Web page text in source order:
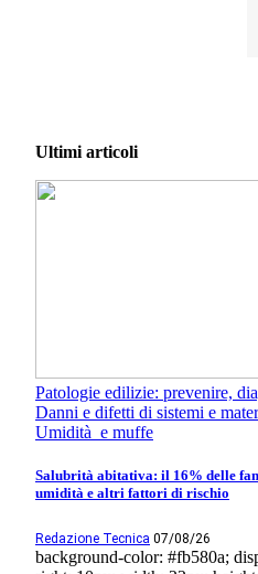
Ultimi articoli
Patologie edilizie: prevenire,
Danni e difetti di sistemi e
Umidità e muffe
Salubrità abitativa: il 16% delle
umidità e altri fattori di rischio
Redazione Tecnica 07/08/26
background-color: #fb580a;